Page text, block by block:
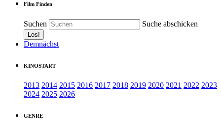
Film Finden
Suchen Suche abschicken
Demnächst
KINOSTART
2013 2014 2015 2016 2017 2018 2019 2020 2021 2022 2023
2024 2025 2026
GENRE